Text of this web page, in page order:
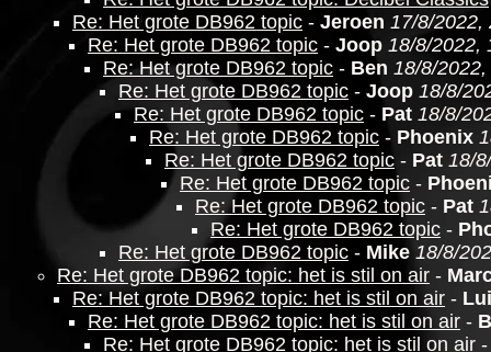
Re: Het grote DB962 topic - Jeroen 17/8/2022,
Re: Het grote DB962 topic - Joop 18/8/2022,
Re: Het grote DB962 topic - Ben 18/8/
Re: Het grote DB962 topic - Joop 18/8/
Re: Het grote DB962 topic - Pat 18/8/
Re: Het grote DB962 topic - Phoenix
Re: Het grote DB962 topic - Pat 18/
Re: Het grote DB962 topic -
Re: Het grote DB962 topic - Pat
Re: Het grote DB962 topic -
Re: Het grote DB962 topic - Mike 18/8/
Re: Het grote DB962 topic: het is stil on air -
Re: Het grote DB962 topic: het is stil on air -
Re: Het grote DB962 topic: het is stil on air -
Re: Het grote DB962 topic: het is stil on air